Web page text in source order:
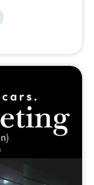
くさんのイベン